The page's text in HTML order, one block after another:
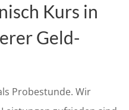
Kurs in
Geld-
Probestunde. Wir